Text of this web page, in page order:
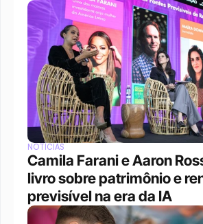
NOTÍCIAS
Camila Farani e Aaron
livro sobre patrimônio e
previsível na era da IA